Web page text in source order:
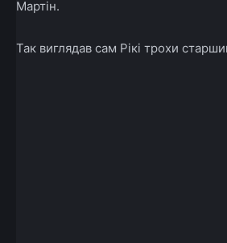
Мартін.
Так виглядав сам Рікі трохи